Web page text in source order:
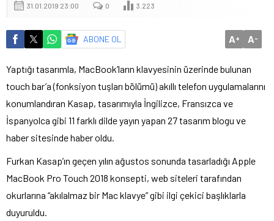
31.01.2019 23:00 0 3.223
ABONE OL A+ A-
Yaptığı tasarımla, MacBook’ların klavyesinin üzerinde bulunan
touch bar’a (fonksiyon tuşları bölümü) akıllı telefon uygulamalarını
konumlandıran Kasap, tasarımıyla İngilizce, Fransızca ve
İspanyolca gibi 11 farklı dilde yayın yapan 27 tasarım blogu ve
haber sitesinde haber oldu.
Furkan Kasap’ın geçen yılın ağustos sonunda tasarladığı Apple
MacBook Pro Touch 2018 konsepti, web siteleri tarafından
okurlarına “akılalmaz bir Mac klavye” gibi ilgi çekici başlıklarla
duyuruldu.